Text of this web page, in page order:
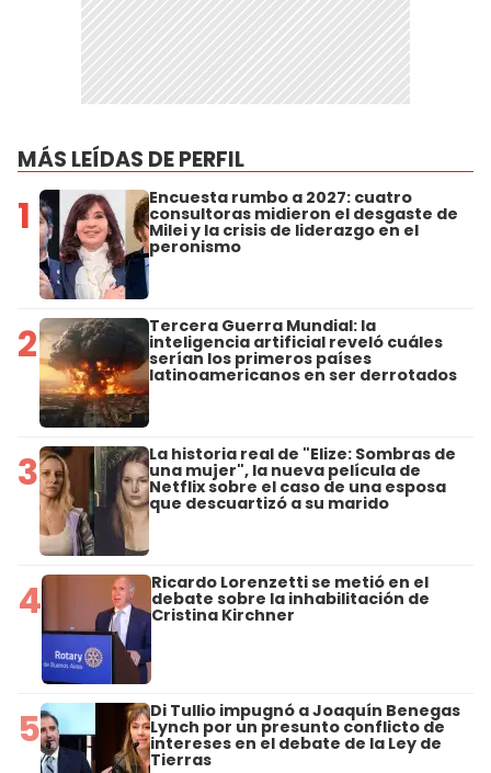
MÁS LEÍDAS DE PERFIL
1 Encuesta rumbo a 2027: cuatro
consultoras midieron el desgaste de
Milei y la crisis de liderazgo en el
peronismo
2 Tercera Guerra Mundial: la
inteligencia artificial reveló cuáles
serían los primeros países
latinoamericanos en ser derrotados
3 La historia real de "Elize: Sombras de
una mujer", la nueva película de
Netflix sobre el caso de una esposa
que descuartizó a su marido
4 Ricardo Lorenzetti se metió en el
debate sobre la inhabilitación de
Cristina Kirchner
5 Di Tullio impugnó a Joaquín Benegas
Lynch por un presunto conflicto de
intereses en el debate de la Ley de
Tierras